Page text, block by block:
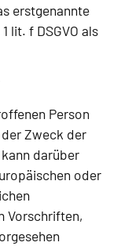
erstgenannte
lit. f DSGVO als
Person
Zweck der
darüber
oder
Vorschriften,